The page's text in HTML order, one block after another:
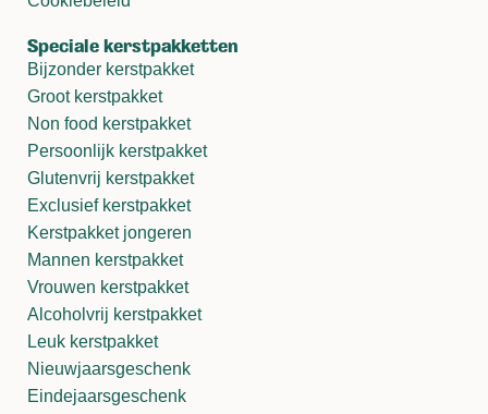
Speciale kerstpakketten
Bijzonder kerstpakket
Groot kerstpakket
Non food kerstpakket
Persoonlijk kerstpakket
Glutenvrij kerstpakket
Exclusief kerstpakket
Kerstpakket jongeren
Mannen kerstpakket
Vrouwen kerstpakket
Alcoholvrij kerstpakket
Leuk kerstpakket
Nieuwjaarsgeschenk
Eindejaarsgeschenk